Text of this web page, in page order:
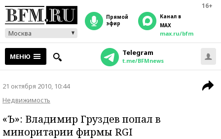
16+
Москва
прямой
эфир
Канал в
MAX
max.ru/bfm
МЕНЮ Telegram
t.me/BFMnews
21 октября 2010, 10:44
Недвижимость
«Ъ»: Владимир Груздев попал в
миноритарии фирмы RGI